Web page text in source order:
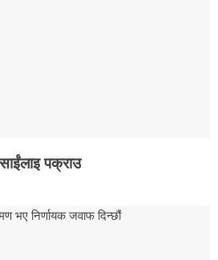
पक्राउ